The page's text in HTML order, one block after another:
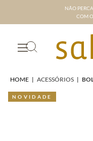
NÃO
COM
HOME | ACESSÓRIOS |
NOVIDADE